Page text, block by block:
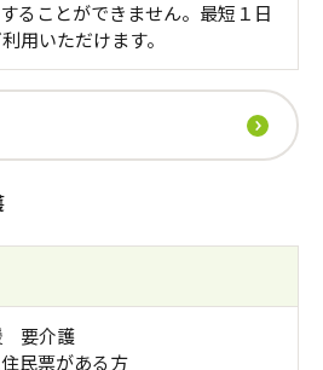
ることができません。最短１日
用いただけます。
要介護
民票がある方